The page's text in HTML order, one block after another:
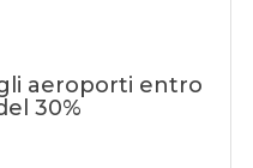
aeroporti entro
30%